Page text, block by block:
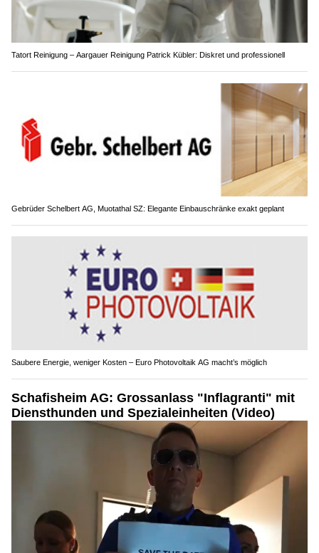
Tatort Reinigung – Aargauer Reinigung Patrick Kübler: Diskret und professionell
Gebrüder Schelbert AG, Muotathal SZ: Elegante Einbauschränke exakt geplant
Saubere Energie, weniger Kosten – Euro Photovoltaik AG macht’s möglich
Schafisheim AG: Grossanlass "Inflagranti" mit
Diensthunden und Spezialeinheiten (Video)